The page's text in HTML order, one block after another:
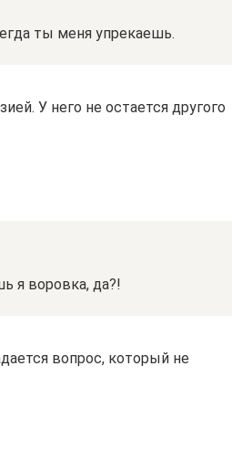
ты меня упрекаешь.
У него не остается другого
я воровка, да?!
вопрос, который не